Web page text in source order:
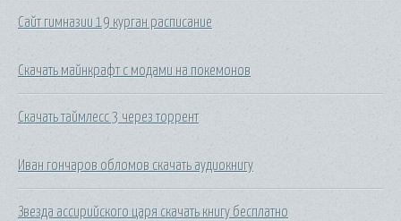
Сайт гимназии 19 курган расписание
Скачать майнкрафт с модами на покемонов
Скачать таймлесс 3 через торрент
Иван гончаров обломов скачать аудиокнигу
Звезда ассирийского царя скачать книгу бесплатно